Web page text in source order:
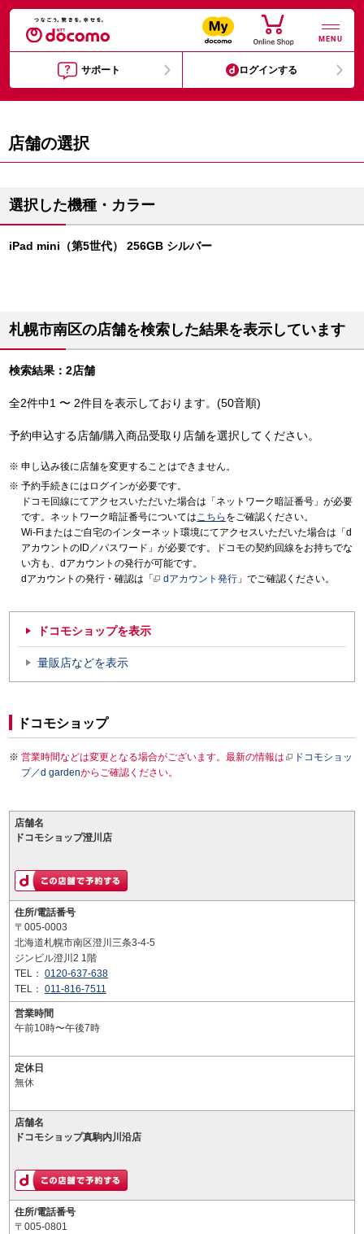
MENU
サポート ログインする
店舗の選択
選択した機種・カラー
iPad mini（第5世代） 256GB シルバー
札幌市南区の店舗を検索した結果を表示しています
検索結果：2店舗
全2件中1 〜 2件目を表示しております。(50音順)
予約申込する店舗/購入商品受取り店舗を選択してください。
申し込み後に店舗を変更することはできません。
予約手続きにはログインが必要です。
ドコモ回線にてアクセスいただいた場合は「ネットワーク暗証番号」が必要
です。ネットワーク暗証番号についてはこちら をご確認ください。
Wi-Fiまたはご自宅のインターネット環境にてアクセスいただいた場合は「d
アカウントのID／パスワード」が必要です。ドコモの契約回線をお持ちでな
い方も、dアカウントの発行が可能です。
dアカウントの発行・確認は「
dアカウント発行 」でご確認ください。
ドコモショップを表示
量販店などを表示
ドコモショップ
営業時間などは変更となる場合がございます。最新の情報は
ドコモショッ
プ／d gardenからご確認ください。
店舗名
ドコモショップ澄川店
住所/電話番号
〒005-0003
北海道札幌市南区澄川三条3-4-5
ジンビル澄川2 1階
TEL： 0120-637-638
TEL： 011-816-7511
営業時間
午前10時〜午後7時
定休日
無休
店舗名
ドコモショップ真駒内川沿店
住所/電話番号
〒005-0801